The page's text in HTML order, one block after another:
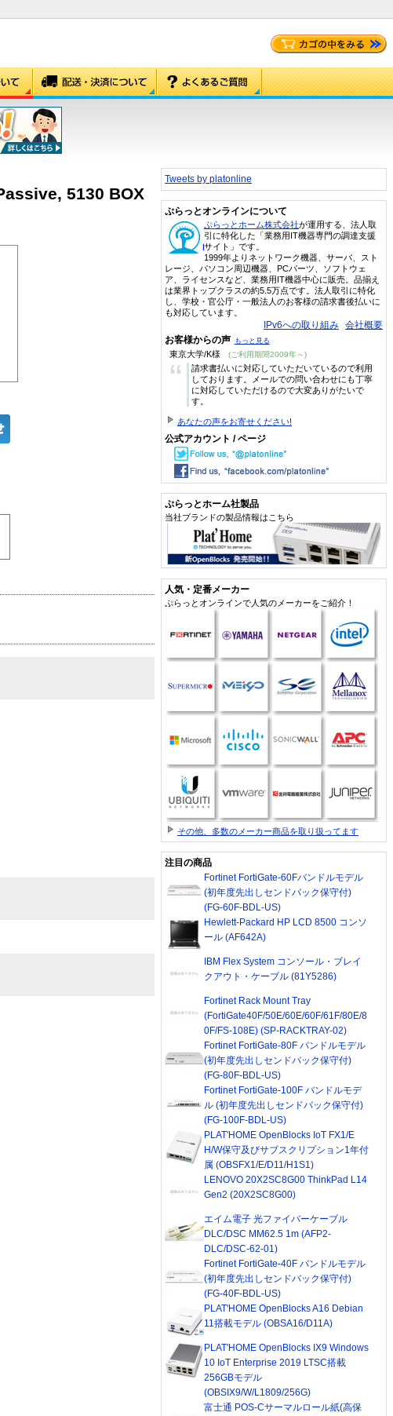
5130 BOX
Tweets by platonline
ぷらっとオンラインについて
ぷらっとホーム株式会社が運用する、法人取
引に特化した「業務用IT機器専門の調達支援
サイト」です。
1999年よりネットワーク機器、サーバ、スト
レージ、パソコン周辺機器、PCパーツ、ソフトウェ
ア、ライセンスなど、業務用IT機器中心に販売。品揃え
は業界トップクラスの約5.5万点です。法人取引に特化
し、学校・官公庁・一般法人のお客様の請求書後払いに
も対応しています。
IPv6への取り組み 会社概要
お客様からの声 もっと見る
東京大学/K様 (ご利用期間2009年～)
“
請求書払いに対応していただいているので利用
しております。メールでの問い合わせにも丁寧
に対応していただけるので大変ありがたいで
す。
あなたの声をお寄せください!
公式アカウント / ページ
ぷらっとホーム社製品
当社ブランドの製品情報はこちら
人気・定番メーカー
ぷらっとオンラインで人気のメーカーをご紹介！
その他、多数のメーカー商品を取り扱ってます
注目の商品
Fortinet FortiGate-60Fバンドルモデル
(初年度先出しセンドバック保守付)
(FG-60F-BDL-US)
Hewlett-Packard HP LCD 8500 コンソ
ール (AF642A)
IBM Flex System コンソール・ブレイ
クアウト・ケーブル (81Y5286)
Fortinet Rack Mount Tray
(FortiGate40F/50E/60E/60F/61F/80E/8
0F/FS-108E) (SP-RACKTRAY-02)
Fortinet FortiGate-80F バンドルモデル
(初年度先出しセンドバック保守付)
(FG-80F-BDL-US)
Fortinet FortiGate-100F バンドルモデ
ル (初年度先出しセンドバック保守付)
(FG-100F-BDL-US)
PLAT'HOME OpenBlocks IoT FX1/E
H/W保守及びサブスクリプション1年付
属 (OBSFX1/E/D11/H1S1)
LENOVO 20X2SC8G00 ThinkPad L14
Gen2 (20X2SC8G00)
エイム電子 光ファイバーケーブル
DLC/DSC MM62.5 1m (AFP2-
DLC/DSC-62-01)
Fortinet FortiGate-40F バンドルモデル
(初年度先出しセンドバック保守付)
(FG-40F-BDL-US)
PLAT'HOME OpenBlocks A16 Debian
11搭載モデル (OBSA16/D11A)
PLAT'HOME OpenBlocks IX9 Windows
10 IoT Enterprise 2019 LTSC搭載
256GBモデル
(OBSIX9/W/L1809/256G)
富士通 POS-Cサーマルロール紙(高保